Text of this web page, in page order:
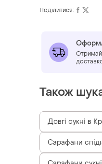
Поділитися:
Також
Довгі сукні в
Сарафани